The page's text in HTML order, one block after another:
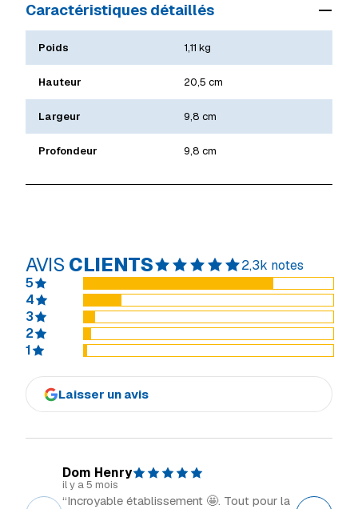
Caractéristiques détaillés
Poids 1,11 kg
Hauteur 20,5 cm
Largeur 9,8 cm
Profondeur 9,8 cm
AVIS CLIENTS
2,3k notes
5
4
3
2
1
Laisser un avis
Dom Henry
il y a 5 mois
“Incroyable établissement 🤩. Tout pour la
“Grand